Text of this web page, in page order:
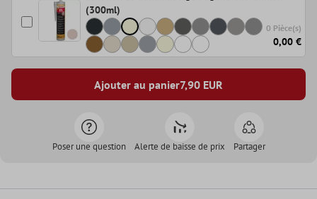
(300ml)
0 Pièce(s)
0,00 €
Ajouter au panier7,90 EUR
Poser une question Alerte de baisse de prix Partager